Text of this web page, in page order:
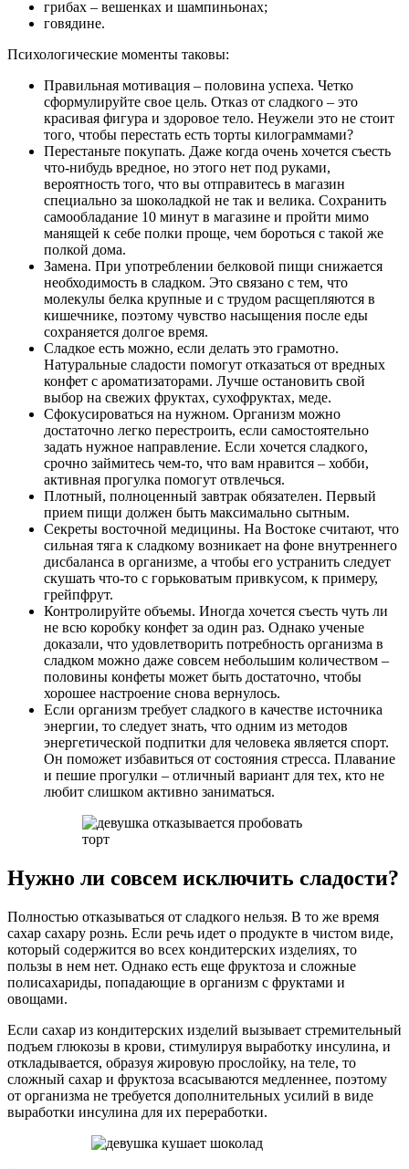
грибах – вешенках и шампиньонах;
говядине.
Психологические моменты таковы:
Правильная мотивация – половина успеха. Четко
сформулируйте свое цель. Отказ от сладкого – это
красивая фигура и здоровое тело. Неужели это не стоит
того, чтобы перестать есть торты килограммами?
Перестаньте покупать. Даже когда очень хочется съесть
что-нибудь вредное, но этого нет под руками,
вероятность того, что вы отправитесь в магазин
специально за шоколадкой не так и велика. Сохранить
самообладание 10 минут в магазине и пройти мимо
манящей к себе полки проще, чем бороться с такой же
полкой дома.
Замена. При употреблении белковой пищи снижается
необходимость в сладком. Это связано с тем, что
молекулы белка крупные и с трудом расщепляются в
кишечнике, поэтому чувство насыщения после еды
сохраняется долгое время.
Сладкое есть можно, если делать это грамотно.
Натуральные сладости помогут отказаться от вредных
конфет с ароматизаторами. Лучше остановить свой
выбор на свежих фруктах, сухофруктах, меде.
Сфокусироваться на нужном. Организм можно
достаточно легко перестроить, если самостоятельно
задать нужное направление. Если хочется сладкого,
срочно займитесь чем-то, что вам нравится – хобби,
активная прогулка помогут отвлечься.
Плотный, полноценный завтрак обязателен. Первый
прием пищи должен быть максимально сытным.
Секреты восточной медицины. На Востоке считают, что
сильная тяга к сладкому возникает на фоне внутреннего
дисбаланса в организме, а чтобы его устранить следует
скушать что-то с горьковатым привкусом, к примеру,
грейпфрут.
Контролируйте объемы. Иногда хочется съесть чуть ли
не всю коробку конфет за один раз. Однако ученые
доказали, что удовлетворить потребность организма в
сладком можно даже совсем небольшим количеством –
половины конфеты может быть достаточно, чтобы
хорошее настроение снова вернулось.
Если организм требует сладкого в качестве источника
энергии, то следует знать, что одним из методов
энергетической подпитки для человека является спорт.
Он поможет избавиться от состояния стресса. Плавание
и пешие прогулки – отличный вариант для тех, кто не
любит слишком активно заниматься.
Нужно ли совсем исключить сладости?
Полностью отказываться от сладкого нельзя. В то же время
сахар сахару рознь. Если речь идет о продукте в чистом виде,
который содержится во всех кондитерских изделиях, то
пользы в нем нет. Однако есть еще фруктоза и сложные
полисахариды, попадающие в организм с фруктами и
овощами.
Если сахар из кондитерских изделий вызывает стремительный
подъем глюкозы в крови, стимулируя выработку инсулина, и
откладывается, образуя жировую прослойку, на теле, то
сложный сахар и фруктоза всасываются медленнее, поэтому
от организма не требуется дополнительных усилий в виде
выработки инсулина для их переработки.